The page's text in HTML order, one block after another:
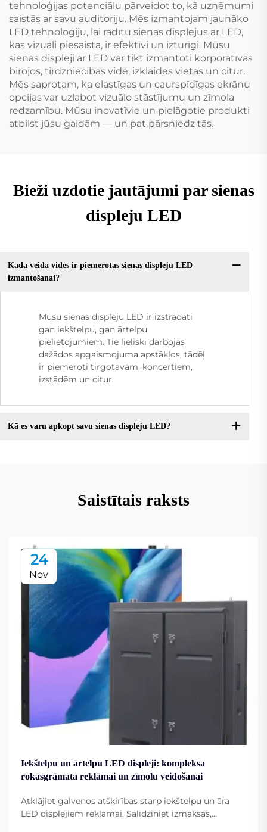
tehnoloģijas potenciālu pārveidot to, kā uzņēmumi
saistās ar savu auditoriju. Mēs izmantojam jaunāko
LED tehnoloģiju, lai radītu sienas displejus ar LED,
kas vizuāli piesaista, ir efektīvi un izturīgi. Mūsu
sienas displeji ar LED var tikt izmantoti korporatīvās
birojos, tirdzniecības vidē, izklaides vietās un citur.
Mēs saprotam, ka elastīgas un caurspīdīgas ekrānu
opcijas var uzlabot vizuālo stāstījumu un zīmola
redzamību. Mūsu inovatīvie un pielāgotie produkti
atbilst jūsu gaidām — un pat pārsniedz tās.
Bieži uzdotie jautājumi par sienas
displeju LED
Kāda veida vides ir piemērotas sienas displeju LED
izmantošanai?
Mūsu sienas displeju LED ir izstrādāti
gan iekštelpu, gan ārtelpu
pielietojumiem. Tie lieliski darbojas
dažādos apgaismojuma apstākļos, tādēļ
ir piemēroti tirgotavām, koncertiem,
izstādēm un citur.
Kā es varu apkopt savu sienas displeju LED?
Saistītais raksts
24
Nov
Iekštelpu un ārtelpu LED displeji: kompleksa
rokasgrāmata reklāmai un zīmolu veidošanai
Atklājiet galvenos atšķirības starp iekštelpu un āra
LED displejiem reklāmai. Salīdziniet izmaksas,